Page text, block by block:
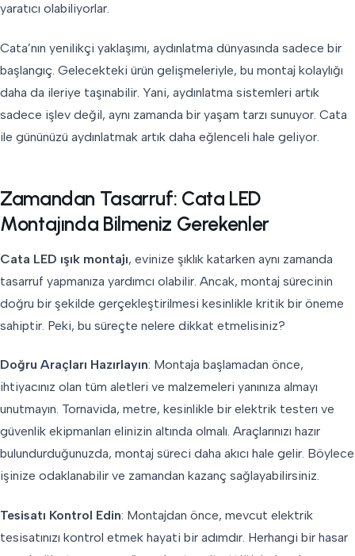
yaratıcı olabiliyorlar.
Cata’nın yenilikçi yaklaşımı, aydınlatma dünyasında sadece bir
başlangıç. Gelecekteki ürün gelişmeleriyle, bu montaj kolaylığı
daha da ileriye taşınabilir. Yani, aydınlatma sistemleri artık
sadece işlev değil, aynı zamanda bir yaşam tarzı sunuyor. Cata
ile gününüzü aydınlatmak artık daha eğlenceli hale geliyor.
Zamandan Tasarruf: Cata LED
Montajında Bilmeniz Gerekenler
Cata LED ışık montajı, evinize şıklık katarken aynı zamanda
tasarruf yapmanıza yardımcı olabilir. Ancak, montaj sürecinin
doğru bir şekilde gerçekleştirilmesi kesinlikle kritik bir öneme
sahiptir. Peki, bu süreçte nelere dikkat etmelisiniz?
Doğru Araçları Hazırlayın: Montaja başlamadan önce,
ihtiyacınız olan tüm aletleri ve malzemeleri yanınıza almayı
unutmayın. Tornavida, metre, kesinlikle bir elektrik testerı ve
güvenlik ekipmanları elinizin altında olmalı. Araçlarınızı hazır
bulundurduğunuzda, montaj süreci daha akıcı hale gelir. Böylece
işinize odaklanabilir ve zamandan kazanç sağlayabilirsiniz.
Tesisatı Kontrol Edin: Montajdan önce, mevcut elektrik
tesisatınızı kontrol etmek hayati bir adımdır. Herhangi bir hasar